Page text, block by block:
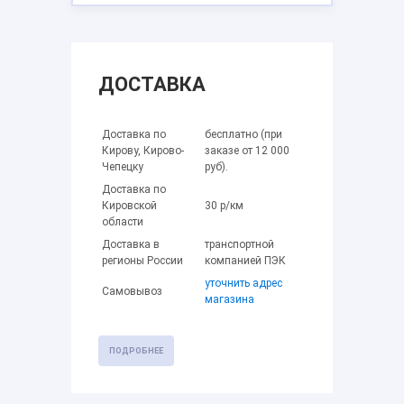
ДОСТАВКА
Доставка по
Кирову, Кирово-
Чепецку
бесплатно (при
заказе от 12 000
руб).
Доставка по
Кировской
области
30 р/км
Доставка в
регионы России
транспортной
компанией ПЭК
Самовывоз
уточнить адрес
магазина
ПОДРОБНЕЕ